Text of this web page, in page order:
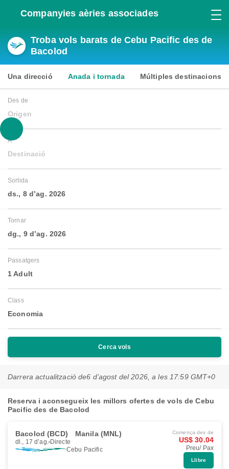
Companyies aèries associades
Troba vols barats de Cebu Pacific des de
Bacolod
Una direcció Anada i tornada Múltiples destinacions
Des de
Origen
A
Destinació
Sortida
ds., 8 d’ag. 2026
Tornar
dg., 9 d’ag. 2026
Passatgers
1 Adult
Class
Economia
Cerca vols
Darrera actualització de6 d’agost del 2026, a les 17:59 GMT+0
Reserva i aconsegueix les millors ofertes de vols de Cebu
Pacific des de Bacolod
Bacolod (BCD) Manila (MNL)
dl., 17 d’ag. Directe
Cebu Pacific
Comença des de
US$ 30.04
Preu/ Pax
Llibre